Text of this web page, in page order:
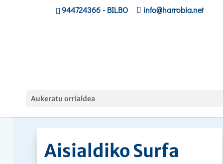
944724366- BILBO info@harrobia.net
Aukeratu orrialdea
Aisialdiko Surfa